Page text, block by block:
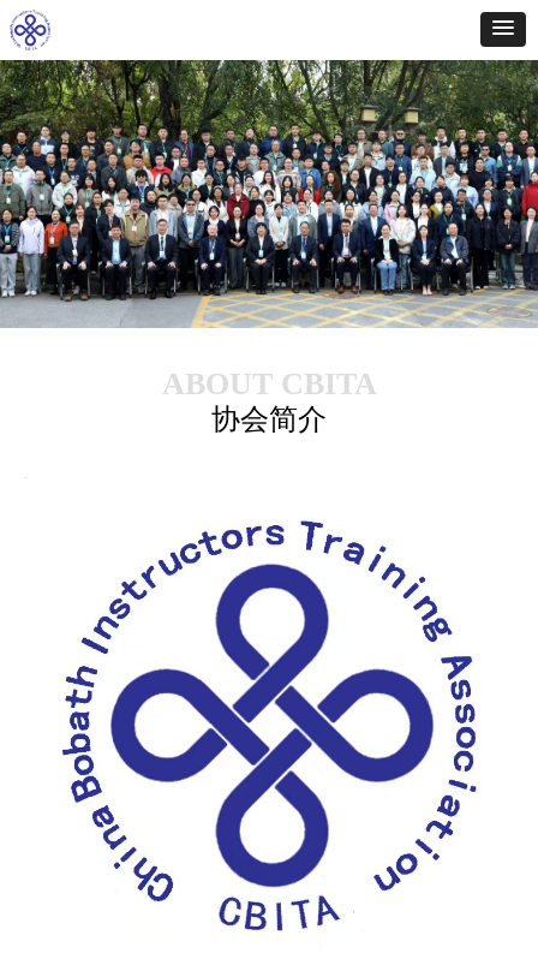
ABOUT CBITA
协会简介